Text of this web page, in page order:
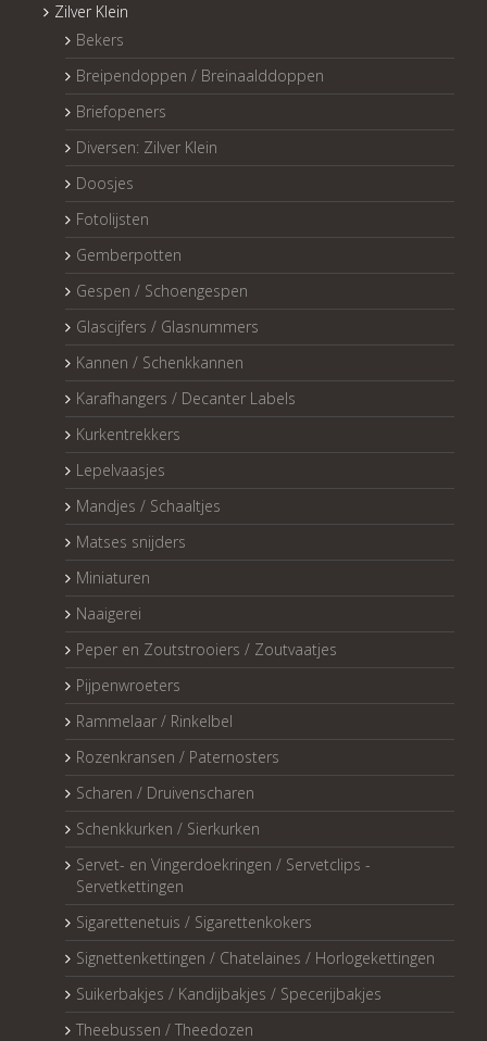
Zilver Klein
Bekers
Breipendoppen / Breinaalddoppen
Briefopeners
Diversen: Zilver Klein
Doosjes
Fotolijsten
Gemberpotten
Gespen / Schoengespen
Glascijfers / Glasnummers
Kannen / Schenkkannen
Karafhangers / Decanter Labels
Kurkentrekkers
Lepelvaasjes
Mandjes / Schaaltjes
Matses snijders
Miniaturen
Naaigerei
Peper en Zoutstrooiers / Zoutvaatjes
Pijpenwroeters
Rammelaar / Rinkelbel
Rozenkransen / Paternosters
Scharen / Druivenscharen
Schenkkurken / Sierkurken
Servet- en Vingerdoekringen / Servetclips -
Servetkettingen
Sigarettenetuis / Sigarettenkokers
Signettenkettingen / Chatelaines / Horlogekettingen
Suikerbakjes / Kandijbakjes / Specerijbakjes
Theebussen / Theedozen